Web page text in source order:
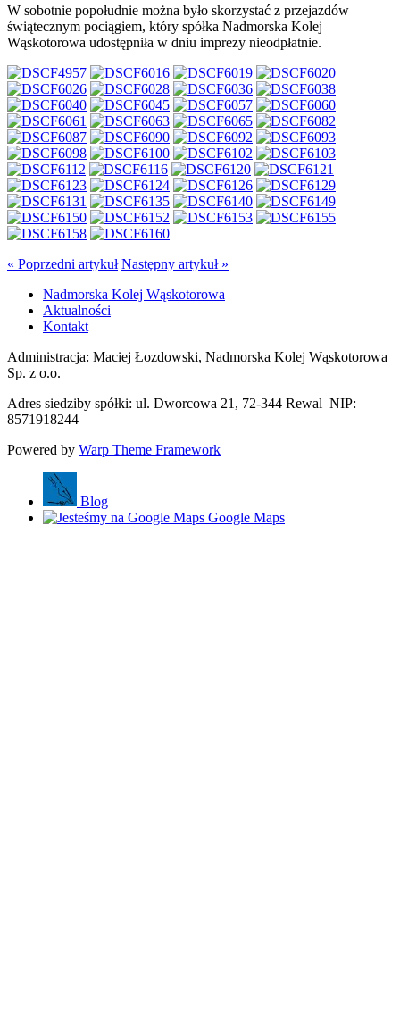
W sobotnie popołudnie można było skorzystać z przejazdów
świątecznym pociągiem, który spółka Nadmorska Kolej
Wąskotorowa udostępniła w dniu imprezy nieodpłatnie.
« Poprzedni artykuł Następny artykuł »
Nadmorska Kolej Wąskotorowa
Aktualności
Kontakt
Administracja: Maciej Łozdowski, Nadmorska Kolej Wąskotorowa
Sp. z o.o.
Adres siedziby spółki: ul. Dworcowa 21, 72-344 Rewal NIP:
8571918244
Powered by Warp Theme Framework
Blog
Google Maps